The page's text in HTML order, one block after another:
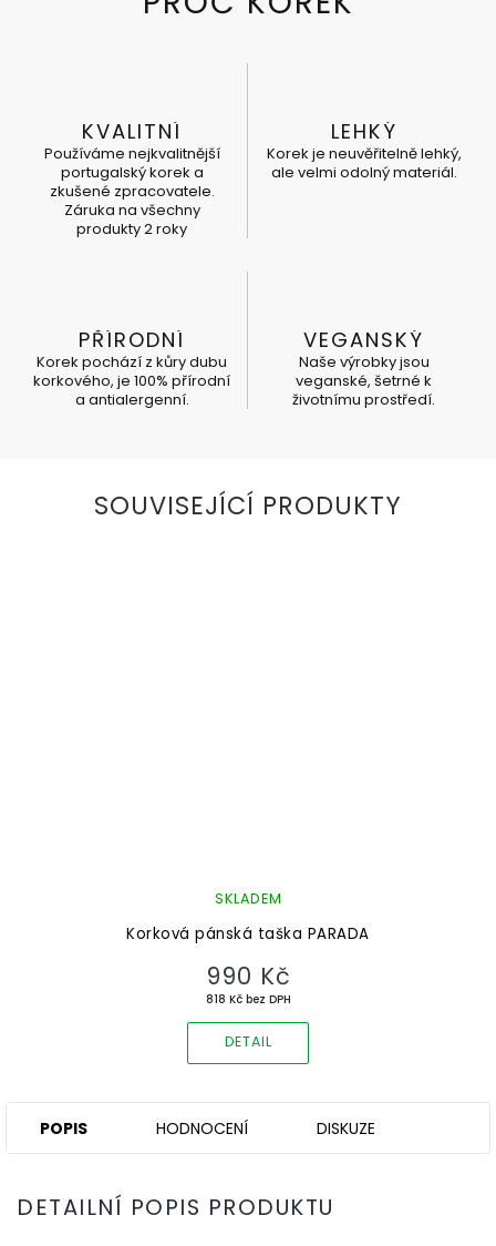
KVALITNÍ
Používáme nejkvalitnější
portugalský korek a
zkušené zpracovatele.
Záruka na všechny
produkty 2 roky
LEHKÝ
Korek je neuvěřitelně lehký,
ale velmi odolný materiál.
PŘÍRODNÍ
Korek pochází z kůry dubu
korkového, je 100% přírodní
a antialergenní.
VEGANSKÝ
Naše výrobky jsou
veganské, šetrné k
životnímu prostředí.
SOUVISEJÍCÍ PRODUKTY
Korková pánská taška PARADA
SKLADEM
818 Kč bez DPH
990 Kč
DETAIL
POPIS HODNOCENÍ DISKUZE
DETAILNÍ POPIS PRODUKTU